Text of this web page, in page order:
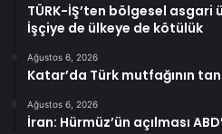
TÜRK-İŞ’ten bölgesel asgari
İşçiye de ülkeye de kötülük
Ağustos 6, 2026
Katar’da Türk mutfağının
Ağustos 6, 2026
İran: Hürmüz’ün açılması